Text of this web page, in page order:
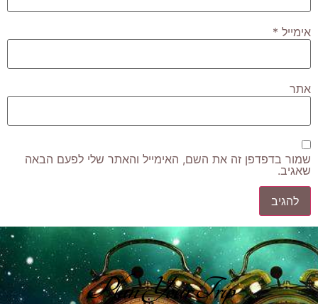
אימייל *
אתר
שמור בדפדפן זה את השם, האימייל והאתר שלי לפעם הבאה
שאגיב.
Plan Your Trip